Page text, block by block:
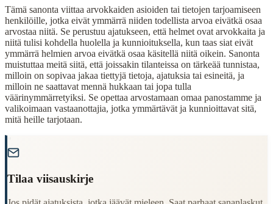
Finding Finnish proverbs about specific topics
Understanding Finnish cultural wisdom
Learning Finnish language through proverbs
Finding quotes for speeches or writing
Cultural Context
Language:Finnish (suomi)
Origin:Finland
Traditional folk wisdom
Tämä sanonta viittaa arvokkaiden asioiden tai tietojen tarjoamiseen
henkilöille, jotka eivät ymmärrä niiden todellista arvoa eivätkä osaa
arvostaa niitä. Se perustuu ajatukseen, että helmet ovat arvokkaita ja
niitä tulisi kohdella huolella ja kunnioituksella, kun taas siat eivät
ymmärrä helmien arvoa eivätkä osaa käsitellä niitä oikein. Sanonta
muistuttaa meitä siitä, että joissakin tilanteissa on tärkeää tunnistaa,
milloin on sopivaa jakaa tiettyjä tietoja, ajatuksia tai esineitä, ja
milloin ne saattavat mennä hukkaan tai jopa tulla
väärinymmärretyiksi. Se opettaa arvostamaan omaa panostamme ja
valikoimaan vastaanottajia, jotka ymmärtävät ja kunnioittavat sitä,
mitä heille tarjotaan.
Tilaa viisauskirje